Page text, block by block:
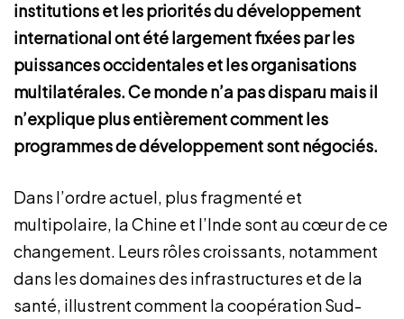
institutions et les priorités du développement
international ont été largement fixées par les
puissances occidentales et les organisations
multilatérales. Ce monde n’a pas disparu mais il
n’explique plus entièrement comment les
programmes de développement sont négociés.
Dans l’ordre actuel, plus fragmenté et
multipolaire, la Chine et l’Inde sont au cœur de ce
changement. Leurs rôles croissants, notamment
dans les domaines des infrastructures et de la
santé, illustrent comment la coopération Sud-